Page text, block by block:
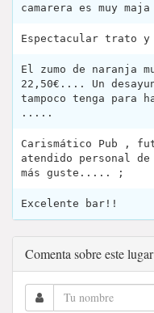
camarera es muy
Espectacular trato y
El zumo de naranja
22,50€.... Un
tampoco tenga
.....
Carismático Pub ,
atendido personal
más guste..... ;
Excelente bar!!
Comenta sobre este lugar